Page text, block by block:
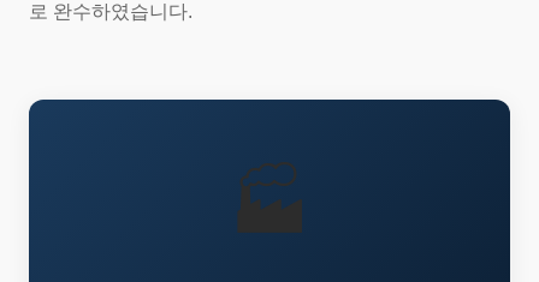
로 완수하였습니다.
🏭